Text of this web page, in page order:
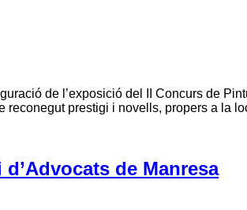
de l’exposició del II Concurs de
prestigi i novells, propers a la
de Manresa